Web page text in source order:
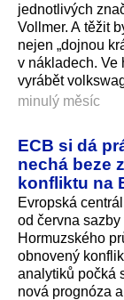
jednotlivých
Vollmer. A těžit
nejen „dojnou
v nákladech. Ve
vyrábět
minulý měsíc
ECB si dá
nechá beze
konfliktu na
Evropská
od června
Hormuzského
obnovený
analytiků počká
nová prognóza